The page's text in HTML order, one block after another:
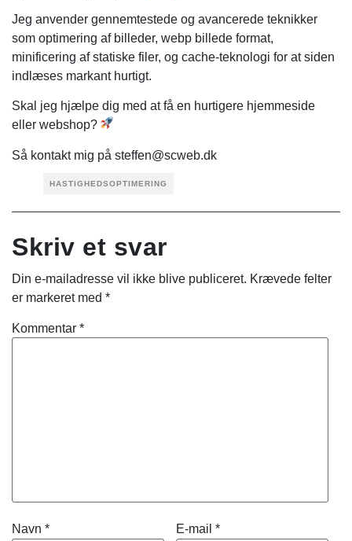
Jeg anvender gennemtestede og avancerede teknikker
som optimering af billeder, webp billede format,
minificering af statiske filer, og cache-teknologi for at siden
indlæses markant hurtigt.
Skal jeg hjælpe dig med at få en hurtigere hjemmeside
eller webshop?
Så kontakt mig på steffen@scweb.dk
HASTIGHEDSOPTIMERING
Skriv et svar
Din e-mailadresse vil ikke blive publiceret. Krævede felter
er markeret med *
Kommentar *
Navn * E-mail *